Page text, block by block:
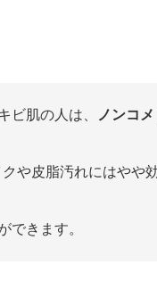
肌の人は、
ノンコ
や皮脂汚れにはやや
できます。